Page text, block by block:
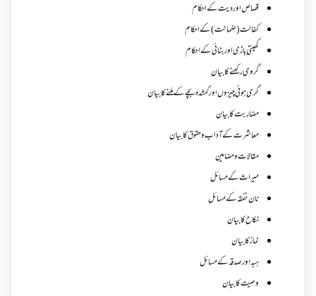
قصاص اور دیت کے احکام
کفالت (ضمانت) کے احکام
کھیتی باڑی اور بٹائی کے احکام
گروی رکھنے کا بیان
گری ہوئی چیزوں اورگمشدہ بچے کے ملنے کا بیان
مضاربت کا بیان
معاشرت کے آداب و حقوق کا بیان
مقالات ومضامین
میراث کے مسائل
نان نفقہ کے مسائل
نکاح کا بیان
نماز کا بیان
ہبہ اور صدقہ کے مسائل
وصیت کا بیان